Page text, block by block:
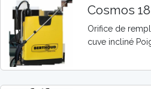
Cosmos
Orifice de
cuve incliné